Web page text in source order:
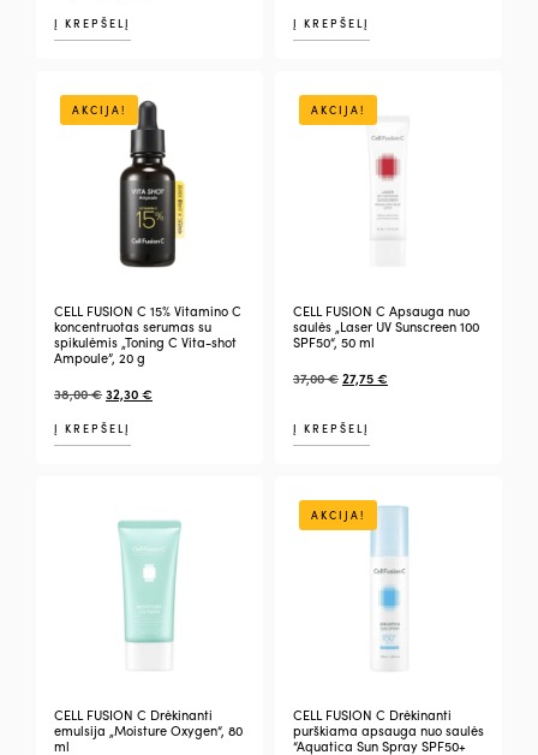
Į KREPŠELĮ Į KREPŠELĮ
AKCIJA!
CELL FUSION C 15% Vitamino C
koncentruotas serumas su
spikulėmis „Toning C Vita-shot
Ampoule”, 20 g
38,00€32,30€
Į KREPŠELĮ
AKCIJA!
CELL FUSION C Apsauga nuo
saulės „Laser UV Sunscreen 100
SPF50“, 50 ml
37,00€27,75€
Į KREPŠELĮ
CELL FUSION C Drėkinanti
emulsija „Moisture Oxygen“, 80
ml
AKCIJA!
CELL FUSION C Drėkinanti
purškiama apsauga nuo saulės
“Aquatica Sun Spray SPF50+